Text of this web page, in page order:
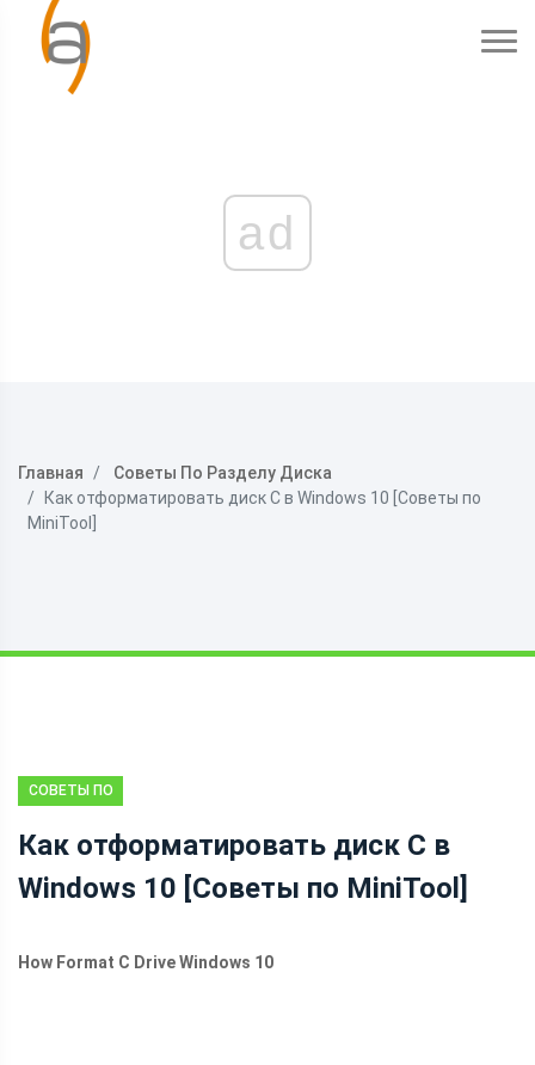
ad
Главная
Советы По Разделу Диска
Как отформатировать диск C в Windows 10 [Советы по
MiniTool]
СОВЕТЫ ПО
ДИСКА
Как отформатировать диск C в
Windows 10 [Советы по MiniTool]
How Format C Drive Windows 10